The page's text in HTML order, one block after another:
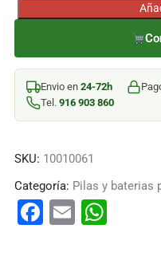
BATERÍA
06000
MAH
PLACASEnvio en 24-72h
Tel. 916 903 860
SKU: 10010061
Categoría: Pilas y baterias
F
E